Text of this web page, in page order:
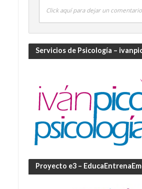
Click aquí para dejar un comentario
Servicios de Psicología –
Proyecto e3 –